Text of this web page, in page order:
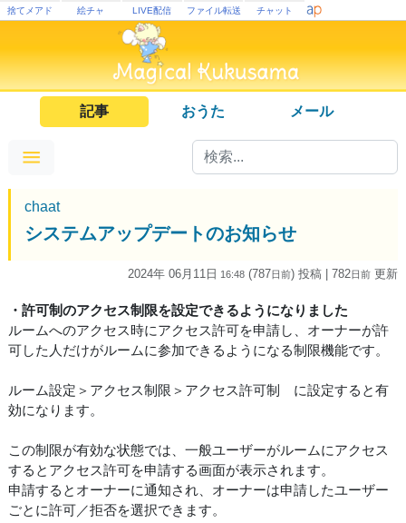
捨てメアド 絵チャ LIVE配信 ファイル転送 チャット
記事 おうた メール
chaat
システムアップデートのお知らせ
2024年 06月11日 16:48 (787日前) 投稿 | 782日前 更新
・許可制のアクセス制限を設定できるようになりました
ルームへのアクセス時にアクセス許可を申請し、オーナーが許
可した人だけがルームに参加できるようになる制限機能です。
ルーム設定＞アクセス制限＞アクセス許可制 に設定すると有
効になります。
この制限が有効な状態では、一般ユーザーがルームにアクセス
するとアクセス許可を申請する画面が表示されます。
申請するとオーナーに通知され、オーナーは申請したユーザー
ごとに許可／拒否を選択できます。